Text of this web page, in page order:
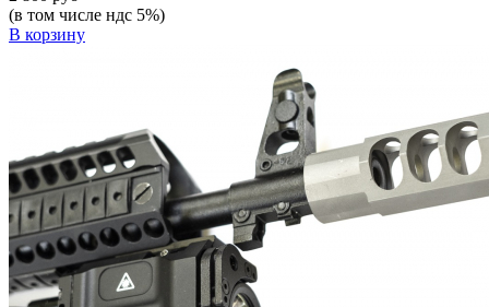
(в том числе ндс 5%)
В корзину